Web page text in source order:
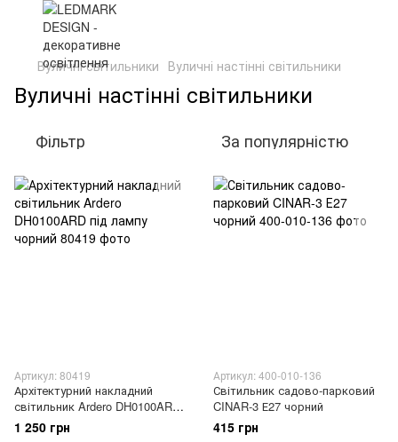
Вуличні світильники Вуличні настінні світильники
Вуличні настінні світильники
Фільтр За популярністю
Артикул: 80419
Архітектурний накладний
світильник Ardero DH0100ARD
під лампу чорний
1 250 грн
Артикул: 400-010-136
Світильник садово-парковий
CINAR-3 Е27 чорний
415 грн